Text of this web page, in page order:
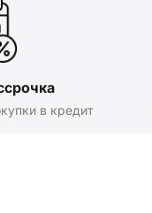
в кредит